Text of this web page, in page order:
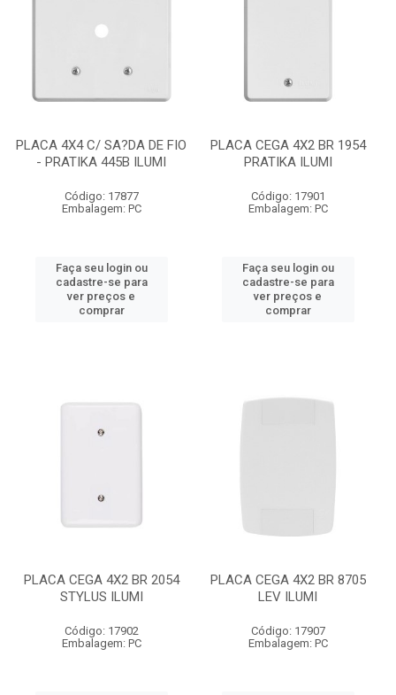
PLACA 4X4 C/ SA?DA DE FIO
- PRATIKA 445B ILUMI
Código: 17877
Embalagem: PC
Faça seu login ou
cadastre-se para
ver preços e
comprar
PLACA CEGA 4X2 BR 1954
PRATIKA ILUMI
Código: 17901
Embalagem: PC
Faça seu login ou
cadastre-se para
ver preços e
comprar
PLACA CEGA 4X2 BR 2054
STYLUS ILUMI
Código: 17902
Embalagem: PC
PLACA CEGA 4X2 BR 8705
LEV ILUMI
Código: 17907
Embalagem: PC